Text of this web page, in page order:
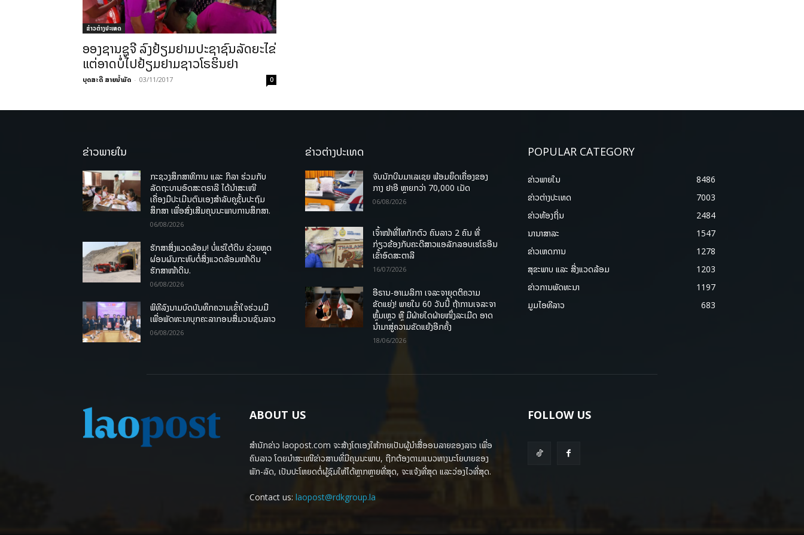
ຂ່າວຕ່າງປະເທດ
ອອງຊານຊູຈີ ລົງຢ້ຽມຢາມປະຊາຊົນລັດຍະໄຂ່
ແຕ່ອາດບໍ່ໄປຢ້ຽມຢາມຊາວໂຣຮິນຢາ
ບຸດສະດີ ສາຍນ້ຳມັດ - 03/11/2017 0
ຂ່າວພາຍໃນ
ກະຊວງສຶກສາທິການ ແລະ ກິລາ ຮ່ວມກັບ
ລັດຖະບານອົດສະຕຣາລີ ໄດ້ນຳສະເໜີ
ເຄື່ອງມືປະເມີນຕົນເອງສຳລັບຄູຊັ້ນປະຖົມ
ສຶກສາ ເພື່ອສົ່ງເສີມຄຸນນະພາບການສຶກສາ.
06/08/2026
ຮັກສາສິ່ງແວດລ້ອມ! ບໍ່ແຮ່ໃຕ້ດິນ ຊ່ວຍຫຼຸດ
ຜ່ອນຜົນກະທົບຕໍ່ສິ່ງແວດລ້ອມໜ້າດິນ
ຮັກສາໜ້າດິນ.
06/08/2026
ພິທີລົງນາມບົດບັນທຶກຄວາມເຂົ້າໃຈຮ່ວມມື
ເພື່ອພັດທະນາບຸກຄະລາກອນສື່ມວນຊົນລາວ
06/08/2026
ຂ່າວຕ່າງປະເທດ
ຈັບນັກບິນມາເລເຊຍ ພ້ອມຍຶດເຄື່ອງຂອງ
ກາງ ຢາອີ ຫຼາຍກວ່າ 70,000 ເມັດ
06/08/2026
ເຈົ້າໜ້າທີ່ໄທກັກຕົວ ຄົນລາວ 2 ຄົນ ທີ່
ກ່ຽວຂ້ອງກັບຄະດີສາວແອລັກລອບເຮໂຣອີນ
ເຂົ້າອົດສະຕາລີ
16/07/2026
ອີຣານ-ອາເມລິກາ ເຈລະຈາຍຸດຕິຄວາມ
ຂັດແຍ່ງ! ພາຍໃນ 60 ວັນນີ້ ຖ້າການເຈລະຈາ
ຫຼົ້ມເຫຼວ ຫຼື ມີຝ່າຍໃດຝ່າຍໜຶ່ງລະເມີດ ອາດ
ນໍາມາສູ່ຄວາມຂັດແຍ້ງອີກຄັ້ງ
18/06/2026
POPULAR CATEGORY
ຂ່າວພາຍ​ໃນ
8486
ຂ່າວຕ່າງປະເທດ
7003
ຂ່າວທ້ອງຖິ່ນ
2484
ນານາສາລະ
1547
ຂ່າວເຫດການ
1278
ສຸຂະພາບ ແລະ ສີ່ງແວດລ້ອມ
1203
ຂ່າວການພັດທະນາ
1197
ມູມໄອທີລາວ
683
ABOUT US
ສຳນັກຂ່າວ laopost.com ຈະສ້າງໂຕເອງໃຫ້ກາຍເປັນຜູ້ນຳສື່ອອນລາຍຂອງລາວ ເພື່ອ
ຄົນລາວ ໂດຍນຳສະເໜີຂ່າວສານທີ່ມີຄຸນນະພາບ, ຖືກຕ້ອງຕາມແນວທາງນະໂຍບາຍຂອງ
ພັກ-ລັດ, ເປັນປະໂຫຍດຕໍ່ຜູ້ຊົມໃຫ້ໄດ້ຫຼາກຫຼາຍທີ່ສຸດ, ຈະແຈ້ງທີ່ສຸດ ແລະວ່ອງໄວທີ່ສຸດ.
Contact us: laopost@rdkgroup.la
FOLLOW US